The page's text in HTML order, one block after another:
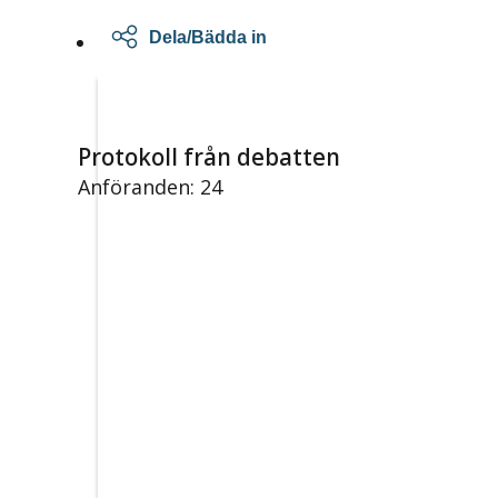
Dela/Bädda in
Protokoll från debatten
Anföranden: 24